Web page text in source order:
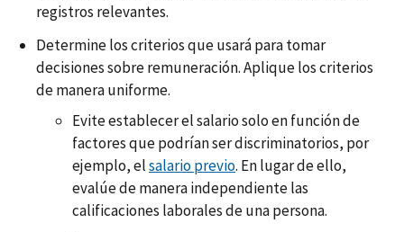
registros relevantes.
Determine los criterios que usará para tomar
decisiones sobre remuneración. Aplique los criterios
de manera uniforme.
Evite establecer el salario solo en función de
factores que podrían ser discriminatorios, por
ejemplo, elsalario previo. En lugar de ello,
evalúe de manera independiente las
calificaciones laborales de una persona.